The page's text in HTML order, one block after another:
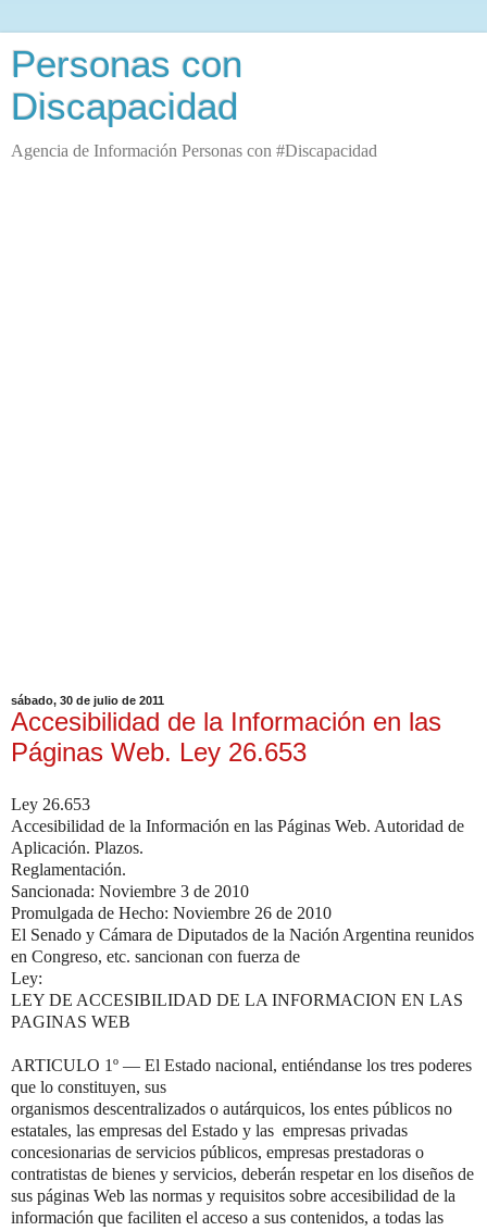
Personas con
Discapacidad
Agencia de Información Personas con #Discapacidad
sábado, 30 de julio de 2011
Accesibilidad de la Información en las
Páginas Web. Ley 26.653
Ley 26.653
Accesibilidad de la Información en las Páginas Web. Autoridad de
Aplicación. Plazos.
Reglamentación.
Sancionada: Noviembre 3 de 2010
Promulgada de Hecho: Noviembre 26 de 2010
El Senado y Cámara de Diputados de la Nación Argentina reunidos
en Congreso, etc. sancionan con fuerza de
Ley:
LEY DE ACCESIBILIDAD DE LA INFORMACION EN LAS
PAGINAS WEB
ARTICULO 1º — El Estado nacional, entiéndanse los tres poderes
que lo constituyen, sus
organismos descentralizados o autárquicos, los entes públicos no
estatales, las empresas del Estado y las empresas privadas
concesionarias de servicios públicos, empresas prestadoras o
contratistas de bienes y servicios, deberán respetar en los diseños de
sus páginas Web las normas y requisitos sobre accesibilidad de la
información que faciliten el acceso a sus contenidos, a todas las